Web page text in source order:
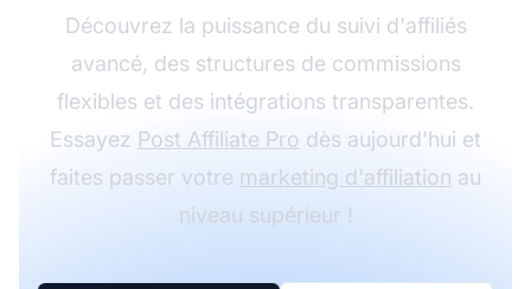
Découvrez la puissance du suivi d'affiliés
avancé, des structures de commissions
flexibles et des intégrations transparentes.
Essayez Post Affiliate Pro dès aujourd'hui et
faites passer votre marketing d'affiliation au
niveau supérieur !